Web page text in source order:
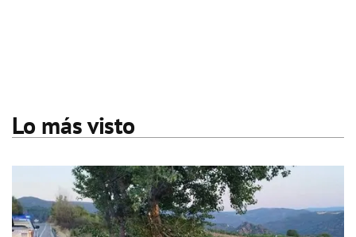
Lo más visto